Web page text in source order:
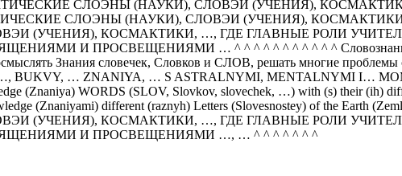
СЛОЭНЫ (НАУКИ), СЛОВЭИ (УЧЕНИЯ), КОСМАКТИКИ,.
СЛОЭНЫ (НАУКИ), СЛОВЭИ (УЧЕНИЯ), КОСМАКТИКИ
(УЧЕНИЯ), КОСМАКТИКИ, …, ГДЕ ГЛАВНЫЕ РОЛИ
И ПРОСВЕЩЕНИЯМИ … ^ ^ ^ ^ ^ ^ ^ ^ ^ ^ ^ Словознание ^
Знания словечек, Словков и СЛОВ, решать многие
BUKVY, … ZNANIYA, … S ASTRALNYMI, MENTALNYMI I…
WORDS (SLOV, Slovkov, slovechek, …) with (s) their (ih)
(Znaniyami) different (raznyh) Letters (Slovesnostey) of the Earth
(УЧЕНИЯ), КОСМАКТИКИ, …, ГДЕ ГЛАВНЫЕ РОЛИ
И ПРОСВЕЩЕНИЯМИ …, … ^ ^ ^ ^ ^ ^ ^